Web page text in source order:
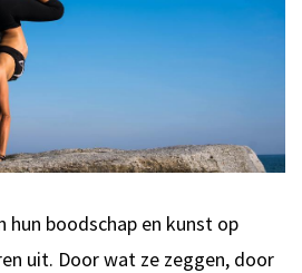
hun boodschap en kunst op
uit. Door wat ze zeggen, door